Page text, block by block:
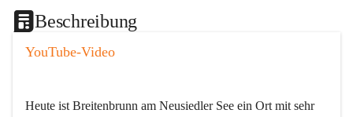
Beschreibung
YouTube-Video
Heute ist Breitenbrunn am Neusiedler See ein Ort mit sehr